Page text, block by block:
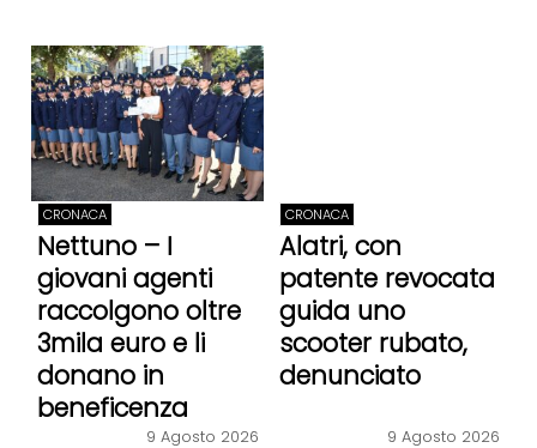
CRONACA
Nettuno – I
giovani agenti
raccolgono oltre
3mila euro e li
donano in
beneficenza
9 Agosto 2026
CRONACA
Alatri, con
patente revocata
guida uno
scooter rubato,
denunciato
9 Agosto 2026